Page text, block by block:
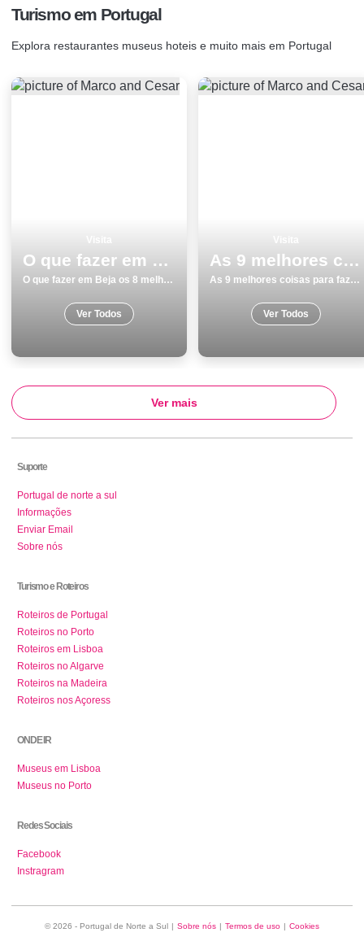
Turismo em Portugal
Explora restaurantes museus hoteis e muito mais em Portugal
O que fazer em Beja os 8 melhores pontos turisticos
O que fazer em Beja os 8 melhores pontos turisticos
Ver Todos
As 9 melhores coisas para fazer e visitar em Elvas
As 9 melhores coisas para fazer e visitar em Elvas
Ver Todos
Ver mais
Suporte
Portugal de norte a sul
Informações
Enviar Email
Sobre nós
Turismo e Roteiros
Roteiros de Portugal
Roteiros no Porto
Roteiros em Lisboa
Roteiros no Algarve
Roteiros na Madeira
Roteiros nos Açoress
ONDE IR
Museus em Lisboa
Museus no Porto
Redes Sociais
Facebook
Instragram
© 2026 - Portugal de Norte a Sul | Sobre nós | Termos de uso | Cookies